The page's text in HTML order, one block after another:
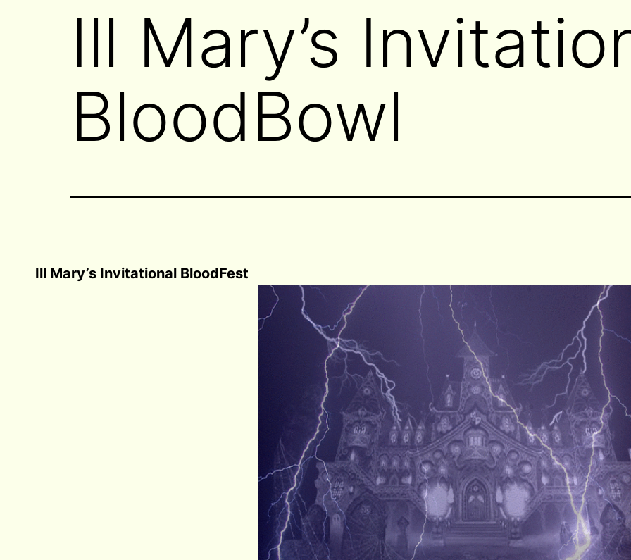
Ill Mary’s
BloodBowl
Ill Mary’s Invitational BloodFest